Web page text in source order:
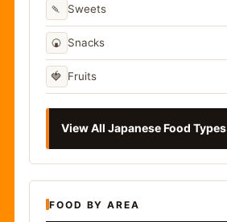
🍡 Sweets
🍘 Snacks
🍓 Fruits
View All Japanese Food Types
FOOD BY AREA